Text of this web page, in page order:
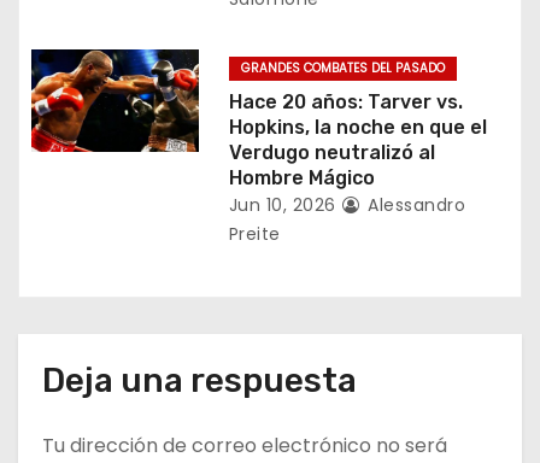
d
a
s
GRANDES COMBATES DEL PASADO
Hace 20 años: Tarver vs.
Hopkins, la noche en que el
Verdugo neutralizó al
Hombre Mágico
Jun 10, 2026
Alessandro
Preite
Deja una respuesta
Tu dirección de correo electrónico no será